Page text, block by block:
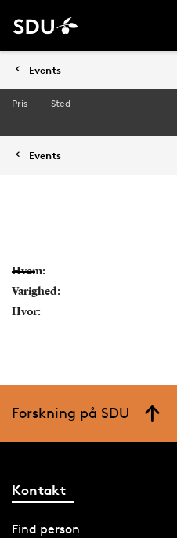
Events
Pris Sted
Events
Hvem:
Varighed:
Hvor:
Forskning på SDU
Kontakt
Find person